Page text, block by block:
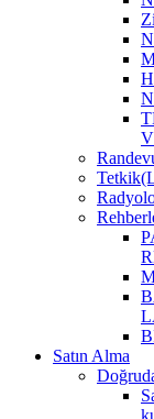
Satın Alma